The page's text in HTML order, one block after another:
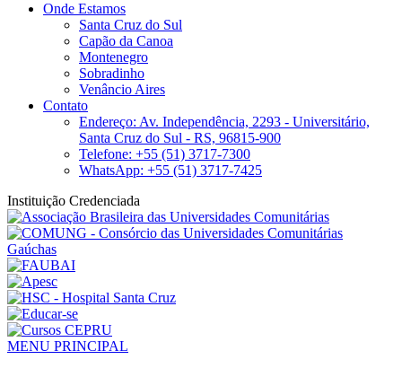
Onde Estamos
Santa Cruz do Sul
Capão da Canoa
Montenegro
Sobradinho
Venâncio Aires
Contato
Endereço: Av. Independência, 2293 - Universitário,
Santa Cruz do Sul - RS, 96815-900
Telefone: +55 (51) 3717-7300
WhatsApp: +55 (51) 3717-7425
Instituição Credenciada
MENU PRINCIPAL